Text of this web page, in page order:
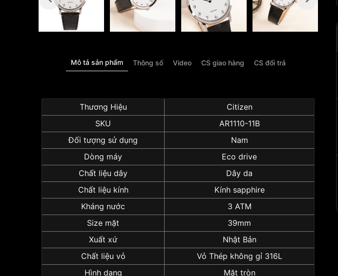
Mô tả sản phẩm Thông số Video CS giao hàng CS đổi trả
Thương Hiệu
Citizen
SKU
AR1110-11B
Đối tượng sử dụng
Nam
Dòng máy
Eco drive
Chất liệu dây
Dây da
Chất liệu kính
Kính sapphire
Kháng nước
3 ATM
Size mặt
39mm
Xuất xứ
Nhật Bản
Chất liệu vỏ
Vỏ Thép không gỉ 316L
Hình dạng
Mặt tròn